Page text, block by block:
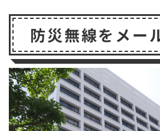
c
e
b
o
o
k
it
t
e
r
e s
s
a
g
e
a
il
r
防災無線をメー